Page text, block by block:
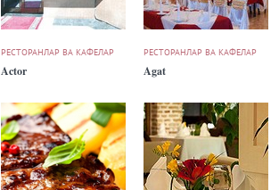
РЕСТОРАНЛАР ВА КАФЕЛАР
Actor
РЕСТОРАНЛАР ВА КАФЕЛАР
Agat